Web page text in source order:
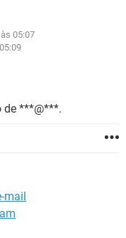
05:07
de ***@***.
mail